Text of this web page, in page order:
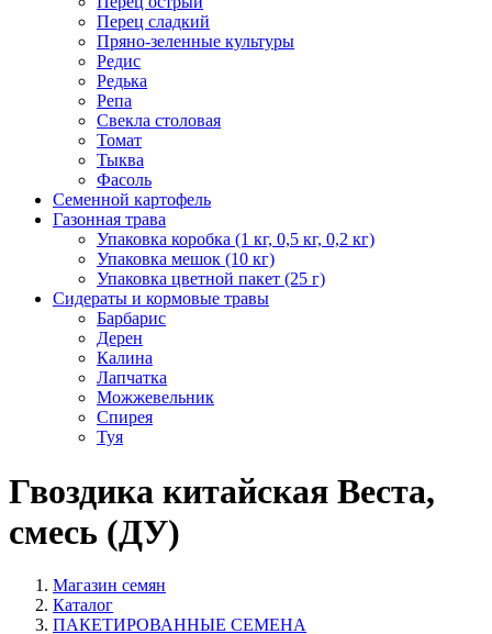
Перец сладкий
Пряно-зеленные культуры
Редис
Редька
Репа
Свекла столовая
Томат
Тыква
Фасоль
Семенной картофель
Газонная трава
Упаковка коробка (1 кг, 0,5 кг, 0,2 кг)
Упаковка мешок (10 кг)
Упаковка цветной пакет (25 г)
Сидераты и кормовые травы
Барбарис
Дерен
Калина
Лапчатка
Можжевельник
Спирея
Туя
Гвоздика китайская Веста,
смесь (ДУ)
Магазин семян
Каталог
ПАКЕТИРОВАННЫЕ СЕМЕНА